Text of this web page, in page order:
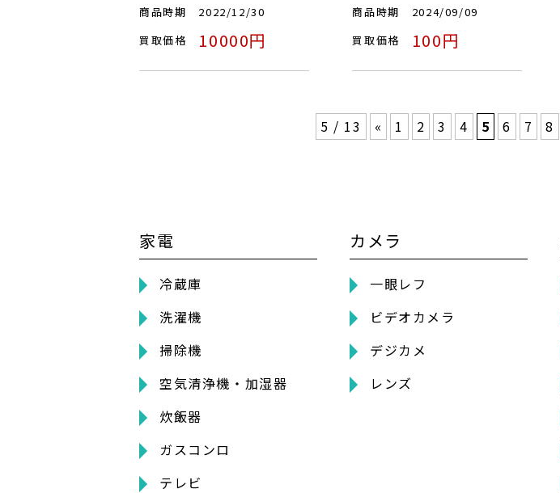
商品時期
2022/12/30
買取価格
10000円
商品時期
2024/09/09
買取価格
100円
5 / 13 « 1 2 3 4 5 6 7 8
家電
冷蔵庫
洗濯機
掃除機
空気清浄機・加湿器
炊飯器
ガスコンロ
テレビ
カメラ
一眼レフ
ビデオカメラ
デジカメ
レンズ